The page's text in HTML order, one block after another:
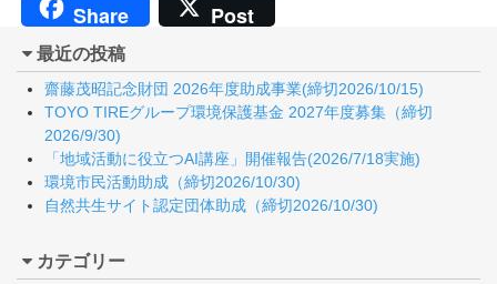
Share Post
最近の投稿
齋藤茂昭記念財団 2026年度助成事業(締切2026/10/15)
TOYO TIREグループ環境保護基金 2027年度募集（締切
2026/9/30)
「地域活動に役立つAI講座」開催報告(2026/7/18実施)
環境市民活動助成（締切2026/10/30)
自然共生サイト認定団体助成（締切2026/10/30)
カテゴリー